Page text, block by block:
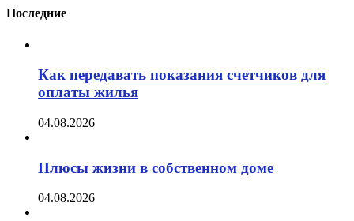
Последние
Как передавать показания счетчиков для
оплаты жилья
04.08.2026
Плюсы жизни в собственном доме
04.08.2026